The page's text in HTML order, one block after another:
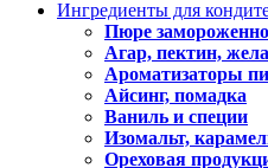
Ингредиенты для
Пюре
Агар, пектин,
Ароматизаторы
Айсинг, помадка
Ваниль и специи
Изомальт,
Ореховая